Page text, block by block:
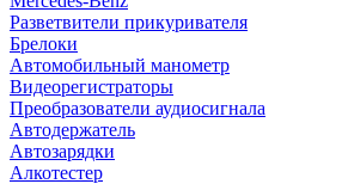
Разветвители прикуривателя
Брелоки
Автомобильный манометр
Видеорегистраторы
Преобразователи аудиосигнала
Автодержатель
Автозарядки
Алкотестер